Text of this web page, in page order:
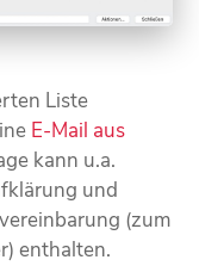
Liste
E-Mail aus
kann u.a.
und
(zum
enthalten.